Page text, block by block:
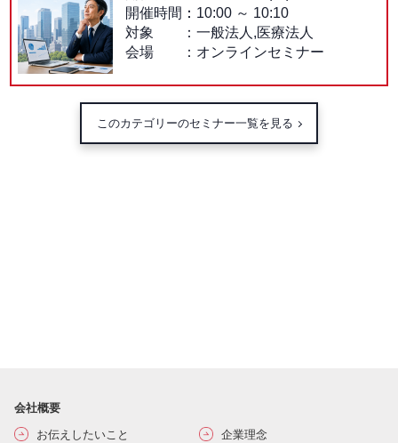
開催時間： 10:00～ 10:10
対象
一般法人,医療法人
会場
オンラインセミナー
このカテゴリーのセミナー一覧を見る
会社概要
お伝えしたいこと
企業理念